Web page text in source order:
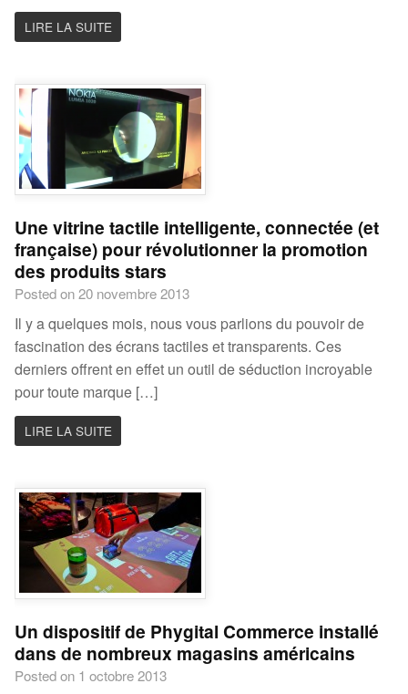
LIRE LA SUITE
Une vitrine tactile intelligente, connectée (et
française) pour révolutionner la promotion
des produits stars
Posted on 20 novembre 2013
Il y a quelques mois, nous vous parlions du pouvoir de
fascination des écrans tactiles et transparents. Ces
derniers offrent en effet un outil de séduction incroyable
pour toute marque […]
LIRE LA SUITE
Un dispositif de Phygital Commerce installé
dans de nombreux magasins américains
Posted on 1 octobre 2013